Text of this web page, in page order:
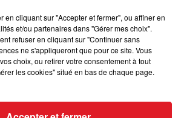
en cliquant sur "Accepter et fermer", ou affiner en
et/ou partenaires dans "Gérer mes choix".
refuser en cliquant sur "Continuer sans
ne s'appliqueront que pour ce site. Vous
choix, ou retirer votre consentement à tout
les cookies" situé en bas de chaque page.